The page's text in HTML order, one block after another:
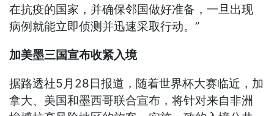
在抗疫的国家，并确保邻国做好准备，一旦出现
病例就能立即侦测并迅速采取行动。”
加美墨三国宣布收紧入境
据路透社5月28日报道，随着世界杯大赛临近，加
拿大、美国和墨西哥联合宣布，将针对来自非洲